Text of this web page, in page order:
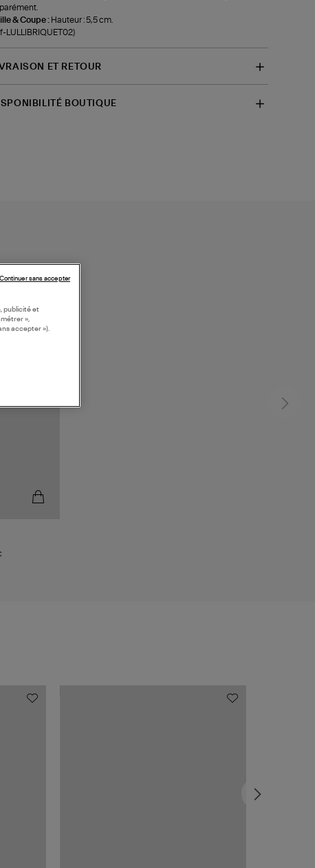
& Coupe : Hauteur : 5,5 cm.
LULLIBRIQUET02)
ET RETOUR
BOUTIQUE
publicité et
»,
accepter »).
Continuer sans accepter